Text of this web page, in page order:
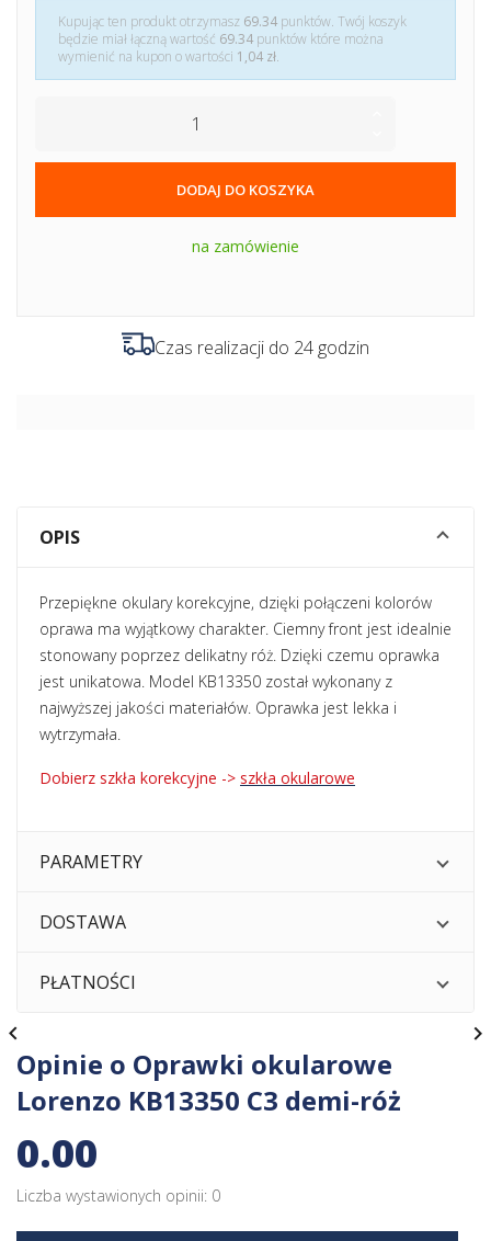
Kupując ten produkt otrzymasz 69.34 punktów. Twój koszyk
będzie miał łączną wartość 69.34 punktów które można
wymienić na kupon o wartości 1,04 zł.
DODAJ DO KOSZYKA
na zamówienie
Czas realizacji do 24 godzin
OPIS
PARAMETRY
DOSTAWA
PŁATNOŚCI
Przepiękne okulary korekcyjne, dzięki połączeni kolorów
oprawa ma wyjątkowy charakter. Ciemny front jest idealnie
stonowany poprzez delikatny róż. Dzięki czemu oprawka
jest unikatowa. Model KB13350 został wykonany z
najwyższej jakości materiałów. Oprawka jest lekka i
wytrzymała.
Dobierz szkła korekcyjne -> szkła okularowe
Opinie o Oprawki okularowe
Lorenzo KB13350 C3 demi-róż
0.00
Liczba wystawionych opinii: 0
 